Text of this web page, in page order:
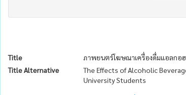
Title
ภาพยนตร์โฆษณาเครื่องดื่มแอลกอ
Title Alternative
The Effects of Alcoholic
University Students